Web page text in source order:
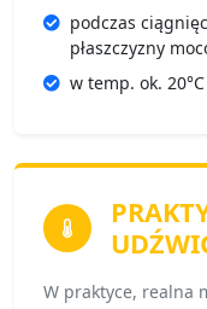
podczas
płaszczyzny
w temp. ok. 20°C
W praktyce, realna